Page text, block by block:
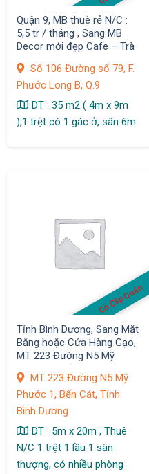
Quận 9, MB thuê rẻ N/C :
5,5 tr / tháng , Sang MB
Decor mới đẹp Cafe – Trà
Số 106 Đường số 79, F.
Phước Long B, Q.9
DT : 35 m2 ( 4m x 9m
),1 trệt có 1 gác ở, sân 6m
Có Clip Quán
Tỉnh Bình Dương, Sang Mặt
Bằng hoặc Cửa Hàng Gạo,
MT 223 Đường N5 Mỹ
MT 223 Đường N5 Mỹ
Phước 1, Bến Cát, Tỉnh
Bình Dương
DT : 5m x 20m , Thuê
N/C 1 trệt 1 lầu 1 sân
thượng, có nhiều phòng